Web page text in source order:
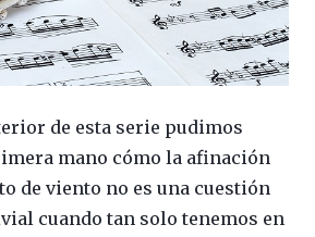
de esta serie pudimos
mano cómo la afinación
de viento no es una cuestión
cuando tan solo tenemos en